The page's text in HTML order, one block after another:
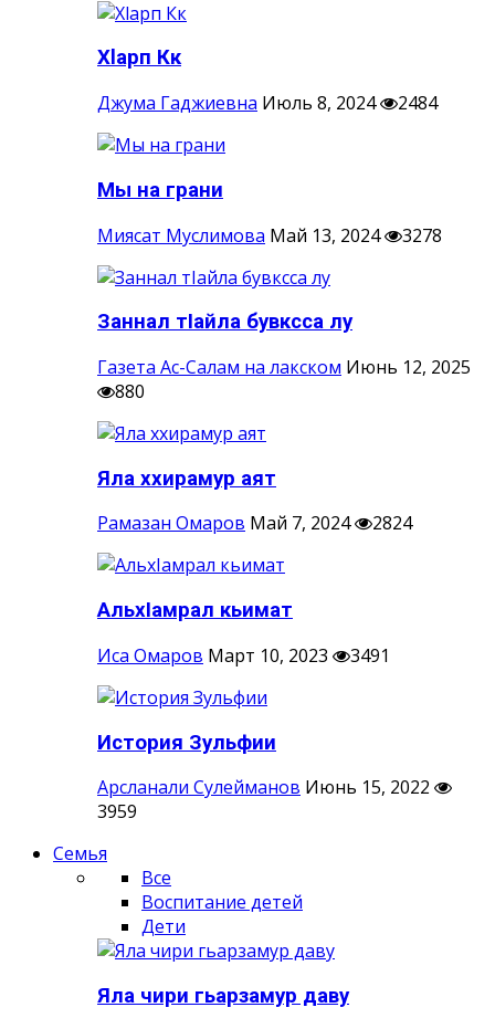
Хlарп Кк
Джума Гаджиевна Июль 8, 2024 2484
Мы на грани
Миясат Муслимова Май 13, 2024 3278
Заннал тIайла бувксса лу
Газета Ас-Салам на лакском Июнь 12, 2025
880
Яла ххирамур аят
Рамазан Омаров Май 7, 2024 2824
АльхIамрал кьимат
Иса Омаров Март 10, 2023 3491
История Зульфии
Арсланали Сулейманов Июнь 15, 2022
3959
Семья
Все
Воспитание детей
Дети
Яла чири гьарзамур даву